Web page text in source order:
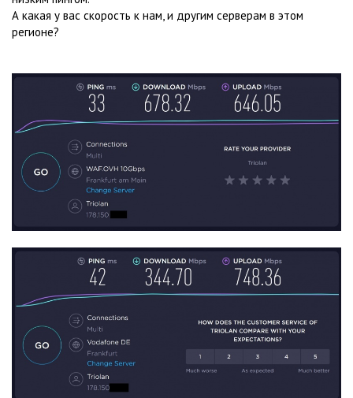
А какая у вас скорость к нам, и другим серверам в этом
регионе?